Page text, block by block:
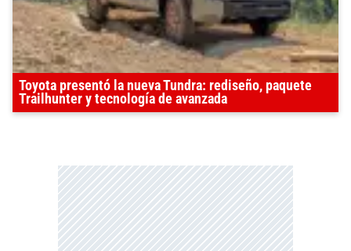
Toyota presentó la nueva Tundra: rediseño, paquete
Trailhunter y tecnología de avanzada